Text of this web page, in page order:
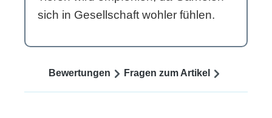
sich in Gesellschaft wohler fühlen.
Bewertungen Fragen zum Artikel